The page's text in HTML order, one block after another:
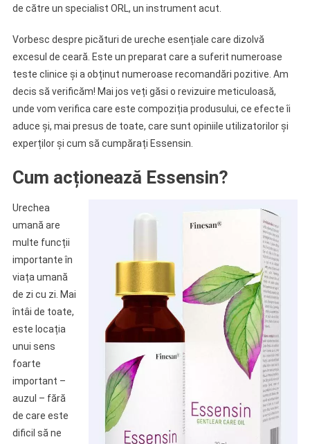
de către un specialist ORL, un instrument acut.
Vorbesc despre picături de ureche esențiale care dizolvă
excesul de ceară. Este un preparat care a suferit numeroase
teste clinice și a obținut numeroase recomandări pozitive. Am
decis să verificăm! Mai jos veți găsi o revizuire meticuloasă,
unde vom verifica care este compoziția produsului, ce efecte îi
aduce și, mai presus de toate, care sunt opiniile utilizatorilor și
experților și cum să cumpărați Essensin.
Cum acționează Essensin?
Urechea
umană are
multe funcții
importante în
viața umană
de zi cu zi. Mai
întâi de toate,
este locația
unui sens
foarte
important –
auzul – fără
de care este
dificil să ne